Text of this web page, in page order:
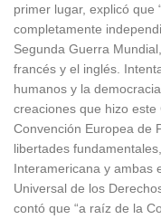
primer lugar, explicó que
completamente
Segunda Guerra
francés y el inglés.
humanos y la
creaciones que hizo
Convención Europea de
libertades
Interamericana y ambas
Universal de los
contó que “a raíz de la